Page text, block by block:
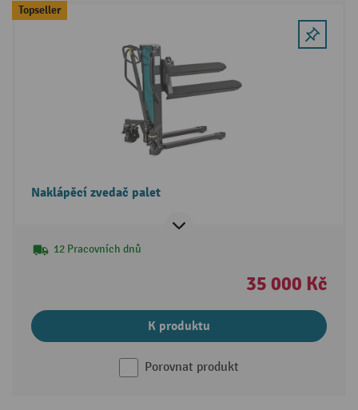
Topseller
Naklápěcí zvedač palet
12 Pracovních dnů
35 000 Kč
K produktu
Porovnat produkt